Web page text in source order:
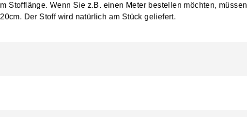
Stofflänge. Wenn Sie z.B. einen Meter bestellen möchten,
Der Stoff wird natürlich am Stück geliefert.